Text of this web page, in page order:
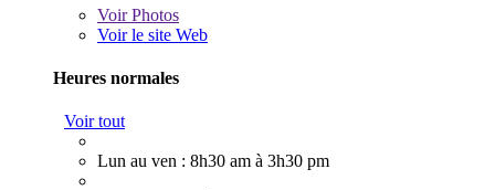
VoirPhotos
Voir le site Web
Heures normales
Voir tout
Lun au ven : 8h30 am à 3h30 pm